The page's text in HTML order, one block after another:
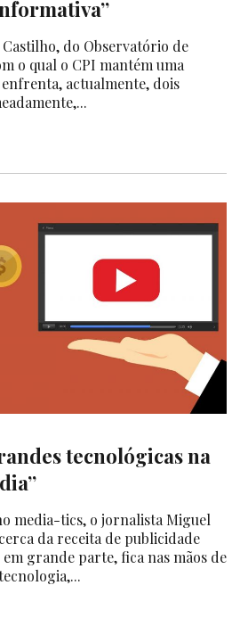
do Observatório de
o qual o CPI mantém uma
actualmente, dois
tecnológicas na
media-tics, o jornalista Miguel
da receita de publicidade
grande parte, fica nas mãos de